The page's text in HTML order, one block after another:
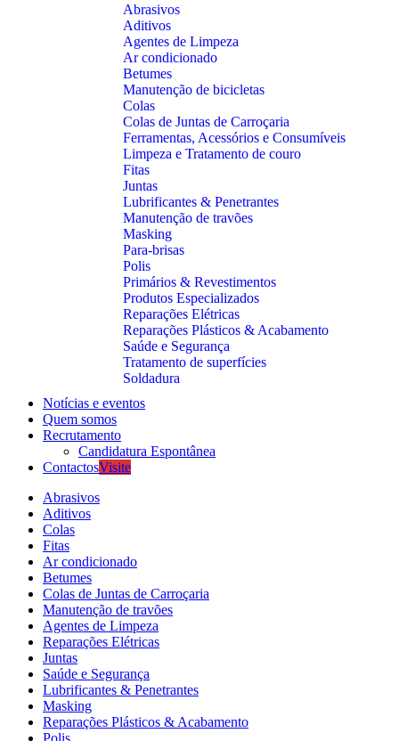
Abrasivos
Aditivos
Agentes de Limpeza
Ar condicionado
Betumes
Manutenção de bicicletas
Colas
Colas de Juntas de Carroçaria
Ferramentas, Acessórios e Consumíveis
Limpeza e Tratamento de couro
Fitas
Juntas
Lubrificantes & Penetrantes
Manutenção de travões
Masking
Para-brisas
Polis
Primários & Revestimentos
Produtos Especializados
Reparações Elétricas
Reparações Plásticos & Acabamento
Saúde e Segurança
Tratamento de superfícies
Soldadura
Notícias e eventos
Quem somos
Recrutamento
Candidatura Espontânea
ContactosVisite
Abrasivos
Aditivos
Colas
Fitas
Ar condicionado
Betumes
Colas de Juntas de Carroçaria
Manutenção de travões
Agentes de Limpeza
Reparações Elétricas
Juntas
Saúde e Segurança
Lubrificantes & Penetrantes
Masking
Reparações Plásticos & Acabamento
Polis